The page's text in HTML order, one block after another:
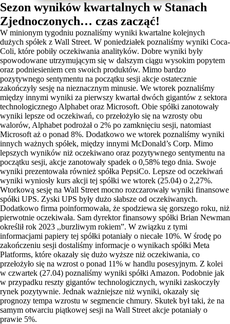
Sezon wyników kwartalnych w Stanach
Zjednoczonych… czas zacząć!
W minionym tygodniu poznaliśmy wyniki kwartalne kolejnych
dużych spółek z Wall Street. W poniedziałek poznaliśmy wyniki Coca-
Coli, które pobiły oczekiwania analityków. Dobre wyniki były
spowodowane utrzymującym się w dalszym ciągu wysokim popytem
oraz podniesieniem cen swoich produktów. Mimo bardzo
pozytywnego sentymentu na początku sesji akcje ostatecznie
zakończyły sesję na nieznacznym minusie. We wtorek poznaliśmy
między innymi wyniki za pierwszy kwartał dwóch gigantów z sektora
technologicznego Alphabet oraz Microsoft. Obie spółki zanotowały
wyniki lepsze od oczekiwań, co przełożyło się na wzrosty obu
walorów, Alphabet podrożał o 2% po zamknięciu sesji, natomiast
Microsoft aż o ponad 8%. Dodatkowo we wtorek poznaliśmy wyniki
innych ważnych spółek, między innymi McDonald’s Corp. Mimo
lepszych wyników niż oczekiwano oraz pozytywnego sentymentu na
początku sesji, akcje zanotowały spadek o 0,58% tego dnia. Swoje
wyniki prezentowała również spółka PepsiCo. Lepsze od oczekiwań
wyniki wyniosły kurs akcji tej spółki we wtorek (25.04) o 2,27%.
Wtorkową sesję na Wall Street mocno rozczarowały wyniki finansowe
spółki UPS. Zyski UPS były dużo słabsze od oczekiwanych.
Dodatkowo firma poinformowała, że spodziewa się gorszego roku, niż
pierwotnie oczekiwała. Sam dyrektor finansowy spółki Brian Newman
określił rok 2023 ,,burzliwym rokiem”. W związku z tymi
informacjami papiery tej spółki potaniały o niecałe 10%. W środę po
zakończeniu sesji dostaliśmy informacje o wynikach spółki Meta
Platforms, które okazały się dużo wyższe niż oczekiwania, co
przełożyło się na wzrost o ponad 11% w handlu posesyjnym. Z kolei
w czwartek (27.04) poznaliśmy wyniki spółki Amazon. Podobnie jak
w przypadku reszty gigantów technologicznych, wyniki zaskoczyły
rynek pozytywnie. Jednak ważniejsze niż wyniki, okazały się
prognozy tempa wzrostu w segmencie chmury. Skutek był taki, że na
samym otwarciu piątkowej sesji na Wall Street akcje potaniały o
prawie 5%.